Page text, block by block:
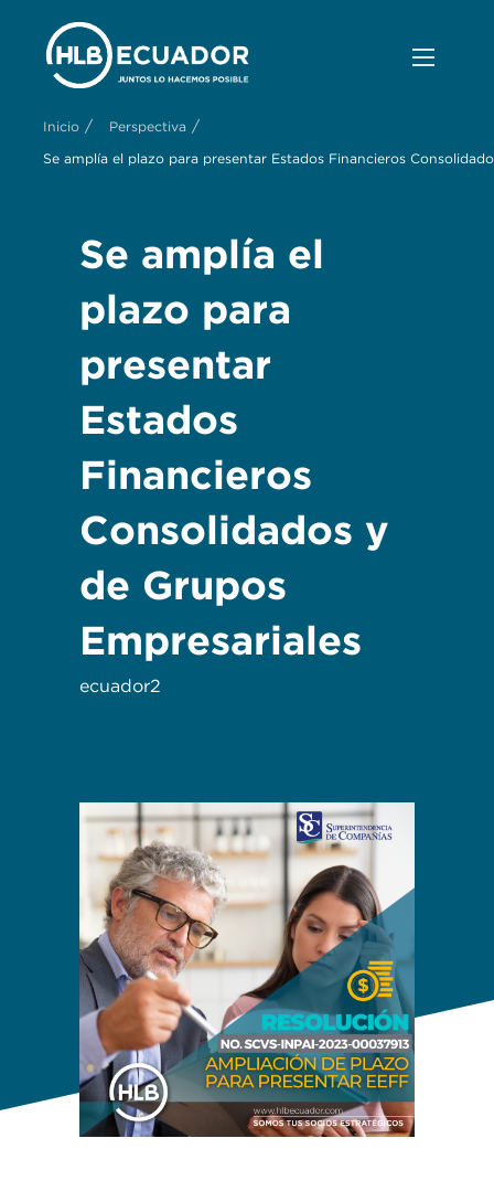
Inicio / Perspectiva /
Se amplía el plazo para presentar Estados Financieros
Se amplía el
plazo para
presentar
Estados
Financieros
Consolidados y
de Grupos
Empresariales
ecuador2